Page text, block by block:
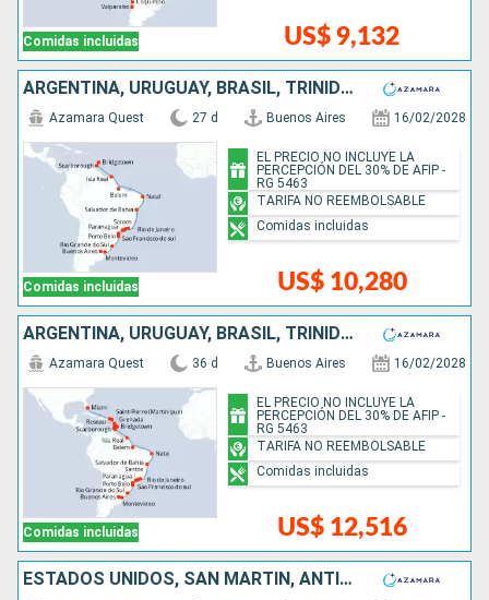
Comidas incluidas US$ 9,132
ARGENTINA, URUGUAY, BRASIL, TRINIDAD Y TOBAGO, BARBADOS
Comidas incluidas
Azamara Quest 27 d Buenos Aires 16/02/2028
US$ 10,280
EL PRECIO NO INCLUYE LA
PERCEPCIÓN DEL 30% DE AFIP -
RG 5463
TARIFA NO REEMBOLSABLE
Comidas incluidas
ARGENTINA, URUGUAY, BRASIL, TRINIDAD Y TOBAGO, BARBADOS, GRENADA, SANTA LUCIA, DOMINICA, SAN MARTÍN, ESTADOS UNIDOS
Comidas incluidas
Azamara Quest 36 d Buenos Aires 16/02/2028
US$ 12,516
EL PRECIO NO INCLUYE LA
PERCEPCIÓN DEL 30% DE AFIP -
RG 5463
TARIFA NO REEMBOLSABLE
Comidas incluidas
ESTADOS UNIDOS, SAN MARTÍN, ANTIGUA Y BARBUDA, SAN VINCENT Y LAS GRANADINAS, GRENADA, BARBADOS, TRINIDAD Y TOBAGO, BRASIL, URUGUAY, ARGENTINA